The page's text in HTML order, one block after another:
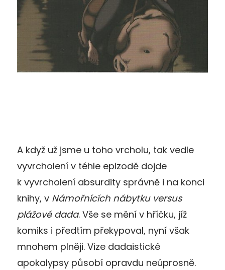
A když už jsme u toho vrcholu, tak vedle
vyvrcholení v téhle epizodě dojde
k vyvrcholení absurdity správně i na konci
knihy, v Námořnících nábytku versus
plážové dada. Vše se mění v hříčku, jíž
komiks i předtím překypoval, nyní však
mnohem plněji. Vize dadaistické
apokalypsy působí opravdu neúprosně.